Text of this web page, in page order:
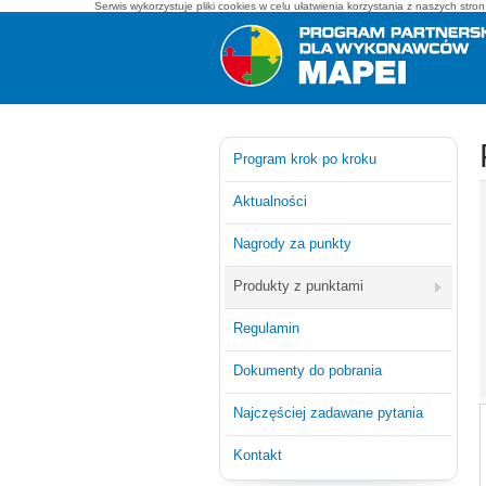
Serwis wykorzystuje pliki cookies w celu ułatwienia korzystania z naszych
Program krok po kroku
Aktualności
Nagrody za punkty
Produkty z punktami
Regulamin
Dokumenty do pobrania
Najczęściej zadawane pytania
Kontakt